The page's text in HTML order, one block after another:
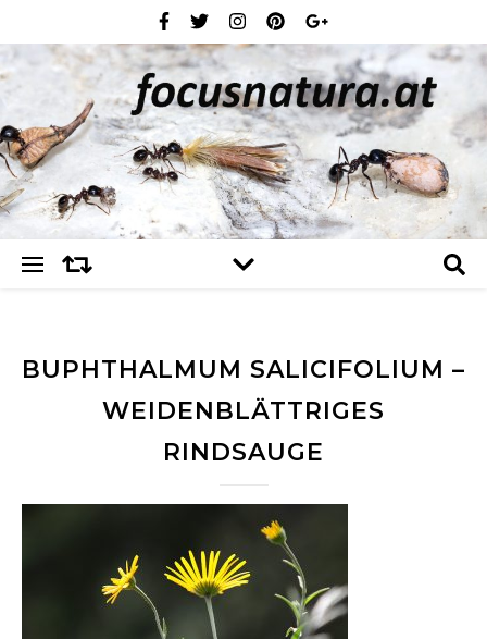
BUPHTHALMUM SALICIFOLIUM –
WEIDENBLÄTTRIGES
RINDSAUGE